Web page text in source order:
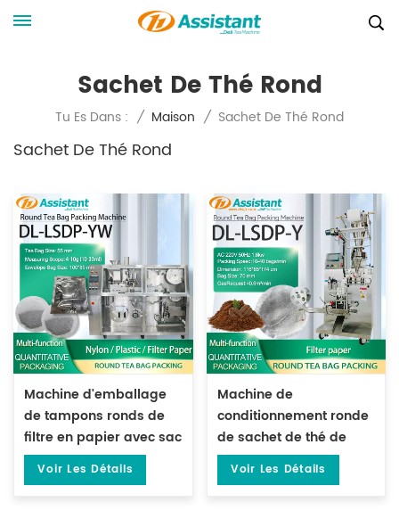
Sachet De Thé Rond
Tu Es Dans : / Maison / Sachet De Thé Rond
Sachet De Thé Rond
Machine d'emballage
de tampons ronds de
filtre en papier avec sac
extérieur DL-LSDP-YW
Voir Les Détails
Machine de
conditionnement ronde
de sachet de thé de
papier filtre de 1 à 5
grammes DL-LSDP-Y
Voir Les Détails